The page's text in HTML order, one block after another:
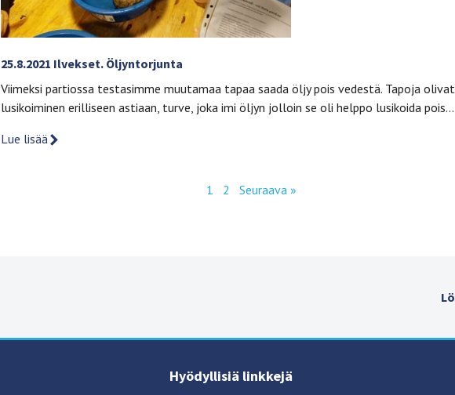
25.8.2021 Ilvekset. Öljyntorjunta
Viimeksi partiossa testasimme muutamaa tapaa saada öljy pois vedestä. Tapoja
lusikoiminen erilliseen astiaan, turve, joka imi öljyn jolloin se oli helppo lusikoida pois…
Lue lisää
1 2 Seuraava »
Hyödyllisiä linkkejä